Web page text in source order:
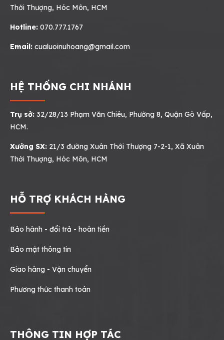
Thới Thượng, Hóc Môn, HCM
Hotline: 070.777.1767
Email: cualuoinuhoang@gmail.com
HỆ THỐNG CHI NHÁNH
Trụ sở: 32/28/13 Phạm Văn Chiêu, Phường 8, Quận Gò Vấp,
HCM.
Xưởng SX: 21/3 đường Xuân Thới Thượng 7-2-1, Xã Xuân
Thới Thượng, Hóc Môn, HCM
HỖ TRỢ KHÁCH HÀNG
Bảo hành - đổi trả - hoàn tiền
Bảo mật thông tin
Giao hàng - Vận chuyển
Phương thức thanh toán
THÔNG TIN HỢP TÁC